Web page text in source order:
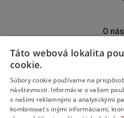
O nás
Podporte
Táto webová lokalita
cookie.
Súbory cookie používame na
návštevnosti. Informácie o vašom
s našimi reklamnými a analytickými
kombinovať s inými informáciami,